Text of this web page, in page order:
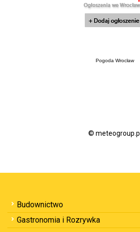
Pogoda Wrocław
© meteogroup.pl
Budownictwo
Gastronomia i Rozrywka